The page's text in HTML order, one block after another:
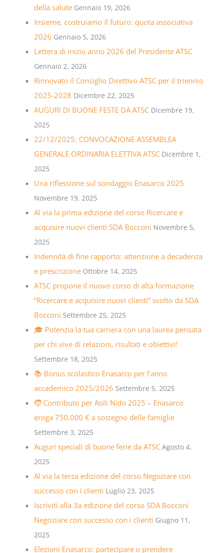
della salute Gennaio 19, 2026
Insieme, costruiamo il futuro: quota associativa
2026 Gennaio 5, 2026
Lettera di inizio anno 2026 del Presidente ATSC
Gennaio 2, 2026
Rinnovato il Consiglio Direttivo ATSC per il triennio
2025-2028 Dicembre 22, 2025
AUGURI DI BUONE FESTE DA ATSC Dicembre 19,
2025
22/12/2025: CONVOCAZIONE ASSEMBLEA
GENERALE ORDINARIA ELETTIVA ATSC Dicembre 1,
2025
Una riflessione sul sondaggio Enasarco 2025
Novembre 19, 2025
Al via la prima edizione del corso Ricercare e
acquisire nuovi clienti SDA Bocconi Novembre 5,
2025
Indennità di fine rapporto: attenzione a decadenza
e prescrizione Ottobre 14, 2025
ATSC propone il nuovo corso di alta formazione
“Ricercare e acquisire nuovi clienti” svolto da SDA
Bocconi Settembre 25, 2025
🎓 Potenzia la tua carriera con una laurea pensata
per chi vive di relazioni, risultati e obiettivi!
Settembre 18, 2025
📚 Bonus scolastico Enasarco per l’anno
accademico 2025/2026 Settembre 5, 2025
🧒 Contributo per Asili Nido 2025 – Enasarco
eroga 750.000 € a sostegno delle famiglie
Settembre 3, 2025
Auguri speciali di buone ferie da ATSC Agosto 4,
2025
Al via la terza edizione del corso Negoziare con
successo con i clienti Luglio 23, 2025
Iscriviti alla 3a edizione del corso SDA Bocconi
Negoziare con successo con i clienti Giugno 11,
2025
Elezioni Enasarco: partecipare o prendere